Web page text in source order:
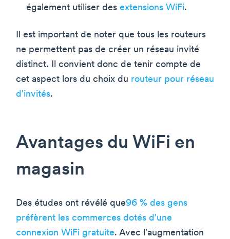
également utiliser des extensions WiFi.
Il est important de noter que tous les routeurs
ne permettent pas de créer un réseau invité
distinct. Il convient donc de tenir compte de
cet aspect lors du choix du routeur pour réseau
d'invités.
Avantages du WiFi en
magasin
Des études ont révélé que96 % des gens
préfèrent les commerces dotés d'une
connexion WiFi gratuite. Avec l'augmentation